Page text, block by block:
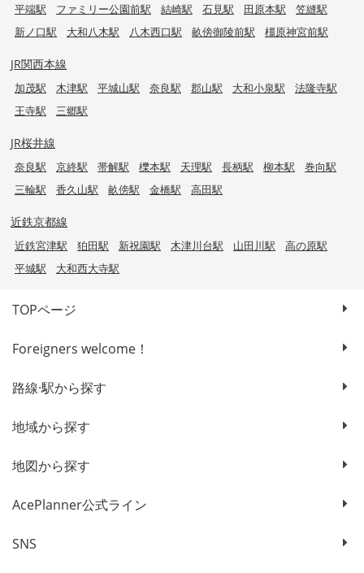
平端駅
ファミリー公園前駅 結崎駅 石見駅 田原本駅
笠縫駅
新ノ口駅
大和八木駅 八木西口駅 畝傍御陵前駅 橿原神宮前駅
JR関西本線
加茂駅 木津駅 平城山駅 奈良駅 郡山駅 大和小泉駅
法隆寺駅
王寺駅
三郷駅
JR桜井線
奈良駅 京終駅 帯解駅 櫟本駅 天理駅 長柄駅 柳本駅
巻向駅
三輪駅
香久山駅 畝傍駅 金橋駅 高田駅
近鉄京都線
近鉄宮津駅 狛田駅 新祝園駅 木津川台駅 山田川駅
高の原駅
平城駅
大和西大寺駅
TOPページ
Foreigners welcome！
路線·駅から探す
地域から探す
地図から探す
AcePlanner公式ライン
SNS